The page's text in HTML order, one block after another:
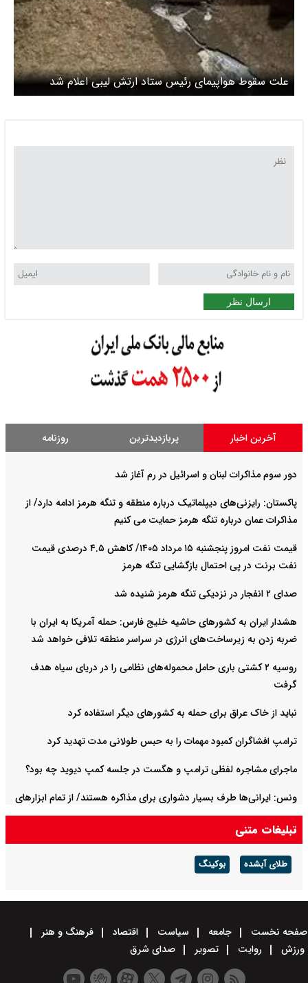
علت سقوط هواپیمای رئیس ستاد ارتش لیبی اعلام شد
ارسال نظر
آخرین اخبار پربازدیدترین روزنامه
دور سوم مذاکرات لبنان و اسرائیل در رم آغاز شد
پاکستان: رایزنی‌های دیپلماتیک درباره منطقه و تنگه هرمز ادامه دارد/ از
مذاکرات عمان درباره تنگه هرمز حمایت می کنیم
قیمت نفت امروز پنجشنبه ۱۵ مرداد ۱۴۰۵/ کاهش ۴.۵ درصدی قیمت
نفت برنت در پی احتمال بازگشایی تنگه هرمز
صدای ۲ انفجار در نزدیکی تنگه هرمز شنیده شد
هشدار ایران به کشورهای حاشیه خلیج‌ فارس: حمله آمریکا به ایران با
ضربه زدن به زیرساخت‌های انرژی در سراسر منطقه تلافی خواهد شد
روسیه ۲ کشتی باری حامل محموله‌های نظامی را در دریای سیاه هدف
گرفت
نباید از خاک عراق برای حمله به کشورهای دیگر استفاده کرد
ترامپ افشاگران کمبود مهمات را به حبس طولانی مدت تهدید کرد
ماجرای مشاجره لفظی ترامپ و هگست در جلسه کمپ دیوید چه بود؟
ونس: ایرانی‌ها طرف بسیار دشواری برای مذاکره هستند/ از تمام ابزارهای
فشار استفاده خواهیم کرد
تبلیغات متنی
طلای آبشده بوکینگ
صفحه نخست جامعه سیاست اقتصاد
فرهنگ و هنر
ورزش
روایت تصویر صدای شرق